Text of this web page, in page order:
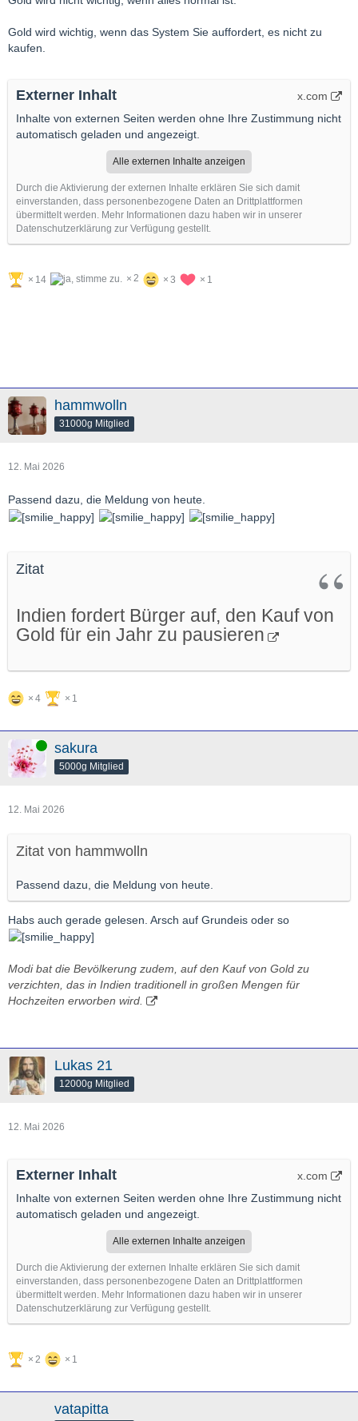
Gold wird wichtig, wenn das System Sie auffordert, es nicht zu
kaufen.
Externer Inhalt
x.com
Inhalte von externen Seiten werden ohne Ihre Zustimmung nicht
automatisch geladen und angezeigt.
Alle externen Inhalte anzeigen
Durch die Aktivierung der externen Inhalte erklären Sie sich damit
einverstanden, dass personenbezogene Daten an Drittplattformen
übermittelt werden. Mehr Informationen dazu haben wir in unserer
Datenschutzerklärung zur Verfügung gestellt.
14 2 3 1
hammwolln
31000g Mitglied
12. Mai 2026
Passend dazu, die Meldung von heute.
Zitat
Indien fordert Bürger auf, den Kauf von
Gold für ein Jahr zu pausieren
4 1
Online sakura
5000g Mitglied
12. Mai 2026
Zitat von hammwolln
Passend dazu, die Meldung von heute.
Habs auch gerade gelesen. Arsch auf Grundeis oder so
Modi bat die Bevölkerung zudem, auf den Kauf von Gold zu
verzichten, das in Indien traditionell in großen Mengen für
Hochzeiten erworben wird.
Lukas 21
12000g Mitglied
12. Mai 2026
Externer Inhalt
x.com
Inhalte von externen Seiten werden ohne Ihre Zustimmung nicht
automatisch geladen und angezeigt.
Alle externen Inhalte anzeigen
Durch die Aktivierung der externen Inhalte erklären Sie sich damit
einverstanden, dass personenbezogene Daten an Drittplattformen
übermittelt werden. Mehr Informationen dazu haben wir in unserer
Datenschutzerklärung zur Verfügung gestellt.
2 1
vatapitta